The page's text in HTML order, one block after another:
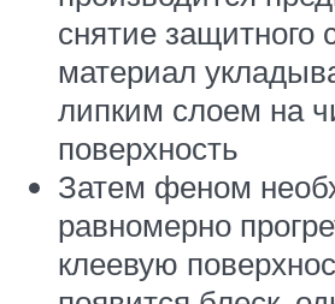
снятие защитного
материал
липким слоем на
поверхность
Затем феном
равномерно
клеевую